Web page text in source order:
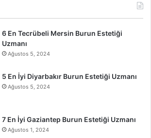
6 En Tecrübeli Mersin Burun Estetiği
Uzmanı
Ağustos 5, 2024
5 En İyi Diyarbakır Burun Estetiği Uzmanı
Ağustos 5, 2024
7 En İyi Gaziantep Burun Estetiği Uzmanı
Ağustos 1, 2024